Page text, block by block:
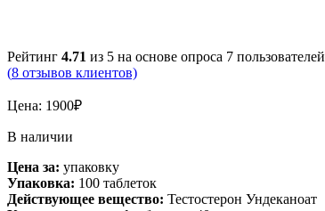
Рейтинг 4.71 из 5 на основе опроса 7 пользователей
(8 отзывов клиентов)
Цена: 1900₽
В наличии
Цена за: упаковку
Упаковка: 100 таблеток
Действующее вещество: Тестостерон Ундеканоат